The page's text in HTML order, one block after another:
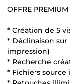
OFFRE PREMIUM
* Création de 5
* Déclinaison sur
impression)
* Recherche
* Fichiers source